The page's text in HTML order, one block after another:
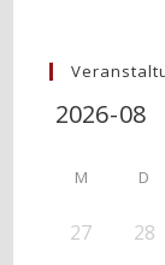
M D
27 28